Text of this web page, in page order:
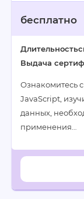
бесплатно
Длительность
Выдача
Ознакомитесь
JavaScript,
данных,
применения…